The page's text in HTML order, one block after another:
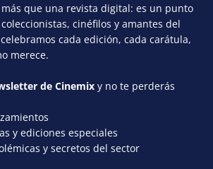
que una revista digital: es un punto
cinéfilos y amantes del
cada edición, cada carátula,
merece.
de Cinemix y no te perderás
y ediciones especiales
y secretos del sector